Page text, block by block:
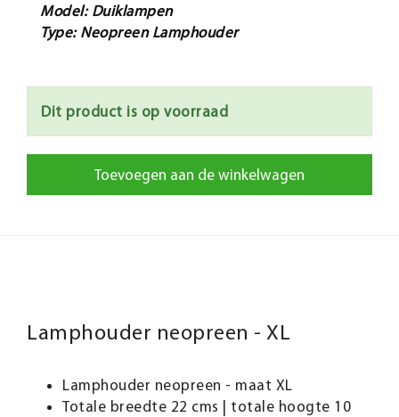
Model: Duiklampen
Type: Neopreen Lamphouder
Dit product is op voorraad
Toevoegen aan de winkelwagen
Lamphouder neopreen - XL
Lamphouder neopreen - maat XL
Totale breedte 22 cms | totale hoogte 10